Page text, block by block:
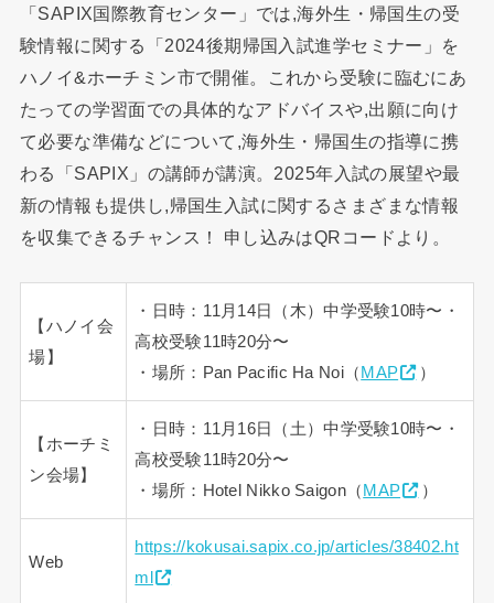
「SAPIX国際教育センター」では,海外生・帰国生の受
験情報に関する「2024後期帰国入試進学セミナー」を
ハノイ&ホーチミン市で開催。これから受験に臨むにあ
たっての学習面での具体的なアドバイスや,出願に向け
て必要な準備などについて,海外生・帰国生の指導に携
わる「SAPIX」の講師が講演。2025年入試の展望や最
新の情報も提供し,帰国生入試に関するさまざまな情報
を収集できるチャンス！ 申し込みはQRコードより。
【ハノイ会
場】
・日時：11月14日（木）中学受験10時〜・
高校受験11時20分〜
・場所：Pan Pacific Ha Noi（ MAP ）
【ホーチミ
ン会場】
・日時：11月16日（土）中学受験10時〜・
高校受験11時20分〜
・場所：Hotel Nikko Saigon（ MAP ）
Web
https://kokusai.sapix.co.jp/articles/38402.ht
ml